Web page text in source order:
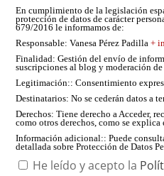
En cumplimiento de la legislación
protección de datos de carácter
679/2016 le informamos de:
Responsable: Vanesa Pérez Padilla+
Finalidad: Gestión del envío de
suscripciones al blog y moderación
Legitimación:: Consentimiento
Destinatarios: No se cederán datos a
Derechos: Tiene derecho a Acceder,
como otros derechos, como se
Información adicional:: Puede
detallada sobre Protección de Datos
He leído y acepto la